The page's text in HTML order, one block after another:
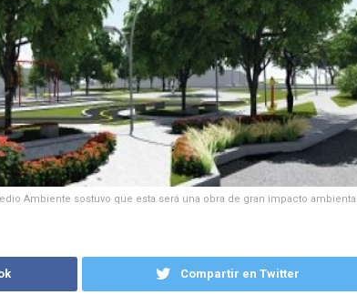
Ambiente sostuvo que esta será una obra de gran impacto
Compartir en Twitter